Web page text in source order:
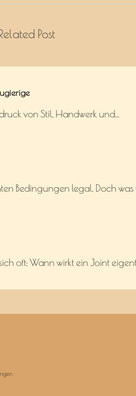
Post
von Stil, Handwerk und…
Bedingungen legal. Doch was
oft: Wann wirkt ein Joint